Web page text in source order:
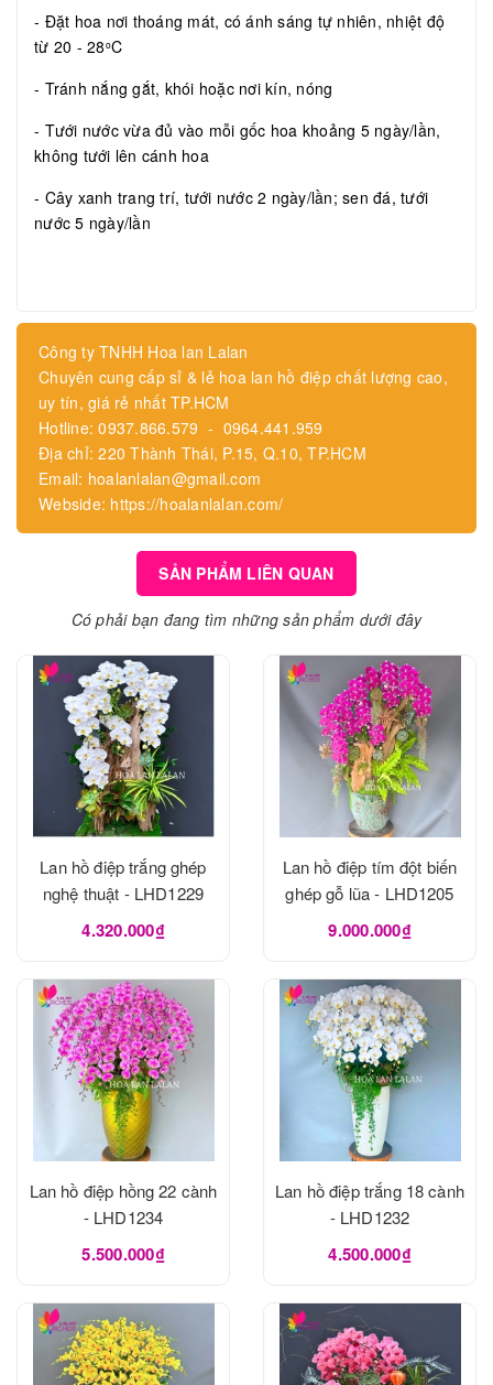
- Đặt hoa nơi thoáng mát, có ánh sáng tự nhiên, nhiệt độ
từ 20 - 28oC
- Tránh nắng gắt, khói hoặc nơi kín, nóng
- Tưới nước vừa đủ vào mỗi gốc hoa khoảng 5 ngày/lần,
không tưới lên cánh hoa
- Cây xanh trang trí, tưới nước 2 ngày/lần; sen đá, tưới
nước 5 ngày/lần
Công ty TNHH Hoa lan Lalan
Chuyên cung cấp sỉ & lẻ hoa lan hồ điệp chất lượng cao,
uy tín, giá rẻ nhất TP.HCM
Hotline: 0937.866.579 - 0964.441.959
Địa chỉ: 220 Thành Thái, P.15, Q.10, TP.HCM
Email: hoalanlalan@gmail.com
Webside: https://hoalanlalan.com/
SẢN PHẨM LIÊN QUAN
Có phải bạn đang tìm những sản phẩm dưới đây
Lan hồ điệp trắng ghép
nghệ thuật - LHD1229
4.320.000₫
Lan hồ điệp tím đột biến
ghép gỗ lũa - LHD1205
9.000.000₫
Lan hồ điệp hồng 22 cành
- LHD1234
5.500.000₫
Lan hồ điệp trắng 18 cành
- LHD1232
4.500.000₫